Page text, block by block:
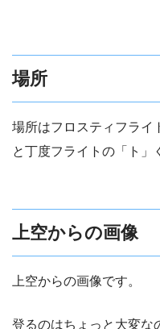
場所
場所はフロスティフライ
と丁度フライトの「ト」
上空からの画像
上空からの画像です。
登るのはちょっと大変な